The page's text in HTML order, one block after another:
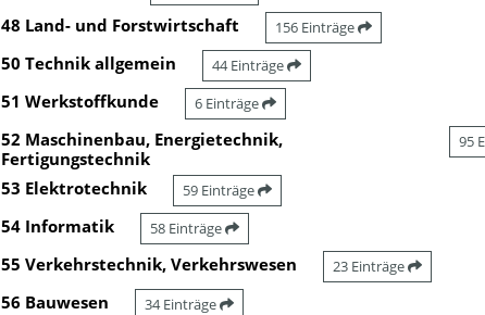
48 Land- und Forstwirtschaft 156 Einträge
50 Technik allgemein 44 Einträge
51 Werkstoffkunde 6 Einträge
52 Maschinenbau, Energietechnik,
Fertigungstechnik
95
53 Elektrotechnik 59 Einträge
54 Informatik 58 Einträge
55 Verkehrstechnik, Verkehrswesen 23 Einträge
56 Bauwesen 34 Einträge